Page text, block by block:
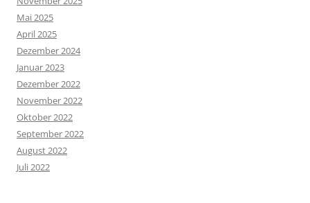
Mai 2025
April 2025
Dezember 2024
Januar 2023
Dezember 2022
November 2022
Oktober 2022
September 2022
August 2022
Juli 2022